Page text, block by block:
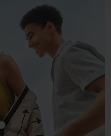
Mostra prodotto COLA